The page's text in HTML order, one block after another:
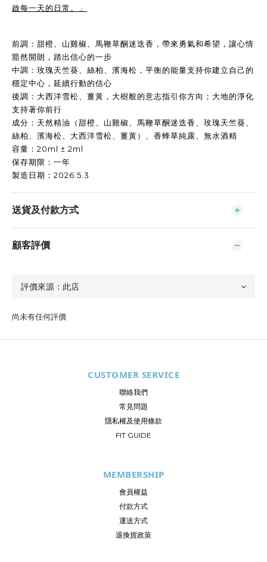
啟每一天的日常。」
前調：甜橙、山雞椒、馬鞭草酮迷迭香，帶來勇氣和希望，讓心情
豁然開朗，踏出信心的一步
中調：玫瑰天竺葵、絲柏、濱海松，平衡的能量支持你建立自己的
穩定中心，延續行動的信心
後調：大西洋雪松、薑黃，大樹般的意志指引你方向；大地的淨化
支持著你前行
成分：天然精油（甜橙、山雞椒、馬鞭草酮迷迭香、玫瑰天竺葵、
絲柏、濱海松、大西洋雪松、薑黃）、香蜂草純露、無水酒精
容量：20ml ± 2ml
保存期限：一年
製造日期：2026.5.3
送貨及付款方式
顧客評價
尚未有任何評價
CUSTOMER SERVICE
聯絡我們
常見問題
隱私權及使用條款
FIT GUIDE
MEMBERSHIP
會員權益
付款方式
運送方式
退換貨政策